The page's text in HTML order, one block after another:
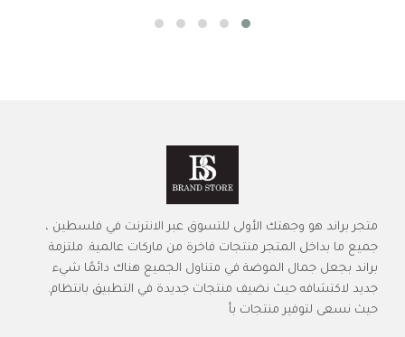
متجر براند هو وجهتك الأولى للتسوق عبر الانترنت في فلسطين ،
جميع ما بداخل المتجر منتجات فاخرة من ماركات عالمية. ملتزمة
براند بجعل جمال الموضة في متناول الجميع هناك دائمًا شيء
جديد لاكتشافه حيث نضيف منتجات جديدة في التطبيق بانتظام.
حيث نسعى لتوفير منتجات بأ